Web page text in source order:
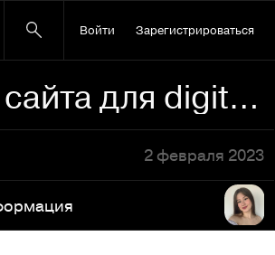
Войти Зарегистрироваться
Дизайн сайта для digital агентства
2 февраля 2023